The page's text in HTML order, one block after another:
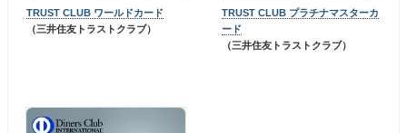
TRUST CLUB ワールドカード
（三井住友トラストクラブ）
TRUST CLUB プラチナマスターカ
ード
（三井住友トラストクラブ）